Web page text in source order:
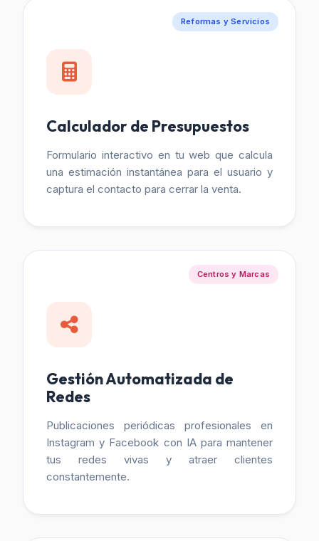
Reformas y Servicios
Calculador de Presupuestos
Formulario interactivo en tu web que calcula
una estimación instantánea para el usuario y
captura el contacto para cerrar la venta.
Centros y Marcas
Gestión Automatizada de
Redes
Publicaciones periódicas profesionales en
Instagram y Facebook con IA para mantener
tus redes vivas y atraer clientes
constantemente.